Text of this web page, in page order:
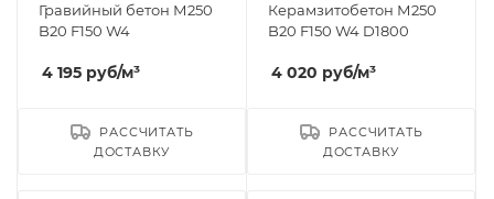
Гравийный бетон М250
B20 F150 W4
4 195 руб/м³
РАССЧИТАТЬ
ДОСТАВКУ
Керамзитобетон М250
B20 F150 W4 D1800
4 020 руб/м³
РАССЧИТАТЬ
ДОСТАВКУ